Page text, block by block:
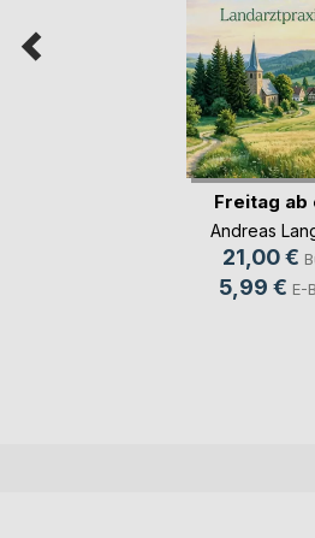
Freitag ab
Andreas
21,00 €
5,99 € E-